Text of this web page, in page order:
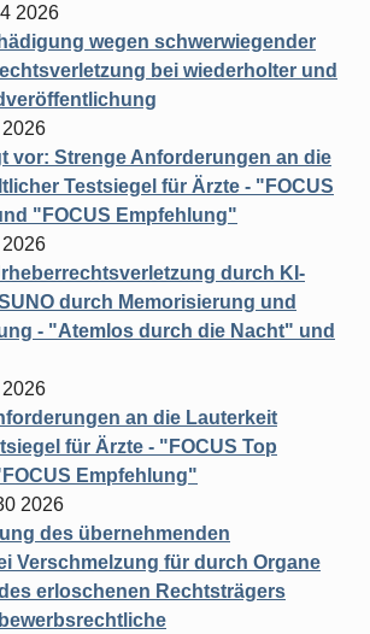
2026
wegen schwerwiegender
bei wiederholter und
2026
vor: Strenge Anforderungen an die
Testsiegel für Ärzte - "FOCUS
"FOCUS Empfehlung"
2026
durch KI-
durch Memorisierung und
- "Atemlos durch die Nacht" und
2026
an die Lauterkeit
für Ärzte - "FOCUS Top
Empfehlung"
2026
des übernehmenden
Verschmelzung für durch Organe
erloschenen Rechtsträgers